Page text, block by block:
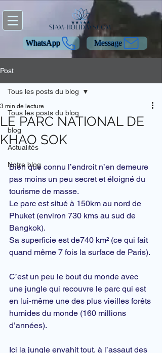
WhatsApp Message
Post
Tous les posts du blog
blog
Actualités
Notre blog
Tous les posts du blog
LE PARC NATIONAL DE
KHAO SOK
3 min de lecture
Bien que connu l’endroit n’en demeure
pas moins un peu secret et éloigné du
tourisme de masse.
Le parc est situé à 150km au nord de
Phuket (environ 730 kms au sud de
Bangkok).
Sa superficie est de740 km² (ce qui fait
quand même 7 fois la surface de Paris).
C’est un peu le bout du monde avec
une jungle qui recouvre le parc qui est
en lui-même une des plus vieilles forêts
humides du monde (160 millions
d’années).
Ici la jungle envahit tout, à l’assaut des